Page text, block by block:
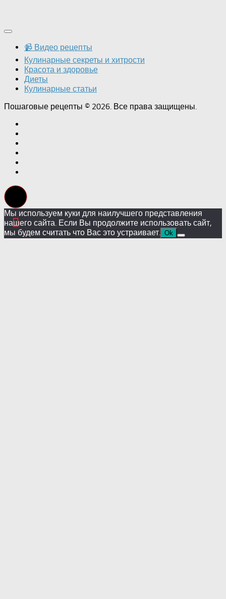
📹 Видео рецепты
Кулинарные секреты и хитрости
Красота и здоровье
Диеты
Кулинарные статьи
Пошаговые рецепты © 2026. Все права защищены.
Мы используем куки для наилучшего представления
нашего сайта. Если Вы продолжите использовать сайт,
мы будем считать что Вас это устраивает. Ok